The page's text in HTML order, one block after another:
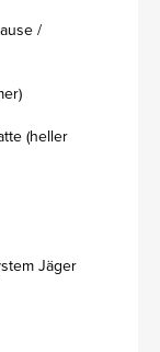
/
(heller
Jäger